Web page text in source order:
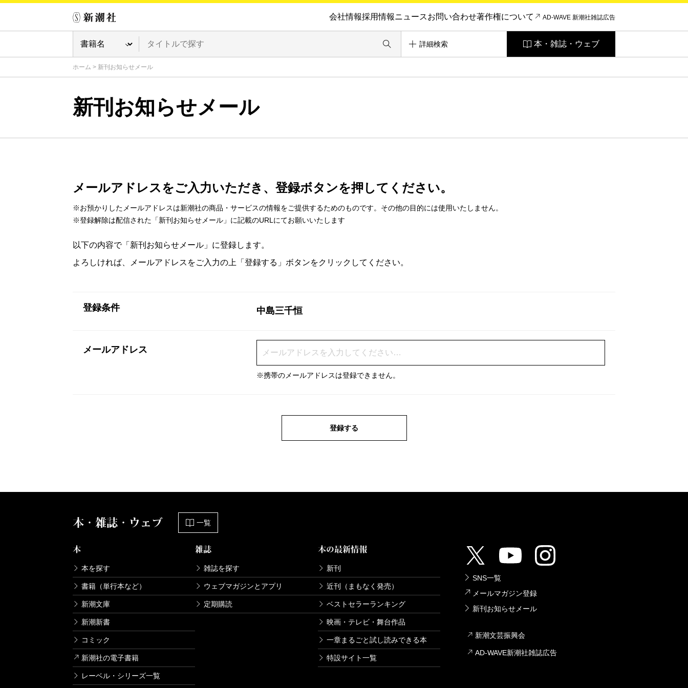
会社情報採用情報ニュースお問い合わせ著作権について AD-WAVE 新潮社雑誌広告
詳細検索 本・雑誌・ウェブ
ホーム > 新刊お知らせメール
新刊お知らせメール
メールアドレスをご入力いただき、登録ボタンを押してください。
※お預かりしたメールアドレスは新潮社の商品・サービスの情報をご提供するためのものです。その他の目的には使用いたしません。
※登録解除は配信された「新刊お知らせメール」に記載のURLにてお願いいたします
以下の内容で「新刊お知らせメール」に登録します。
よろしければ、メールアドレスをご入力の上「登録する」ボタンをクリックしてください。
登録条件 中島三千恒
メールアドレス
※携帯のメールアドレスは登録できません。
登録する
本・雑誌・ウェブ 一覧
本
本を探す
書籍（単行本など）
新潮文庫
新潮新書
コミック
新潮社の電子書籍
レーベル・シリーズ一覧
雑誌
雑誌を探す
ウェブマガジンとアプリ
定期購読
本の最新情報
新刊
近刊（まもなく発売）
ベストセラーランキング
映画・テレビ・舞台作品
一章まるごと試し読みできる本
特設サイト一覧
SNS一覧
メールマガジン登録
新刊お知らせメール
新潮文芸振興会
AD-WAVE新潮社雑誌広告